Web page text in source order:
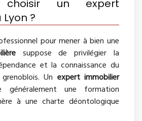
choisir un expert
?
pour mener à bien une
suppose de privilégier la
et la connaissance du
Un expert immobilier
généralement une formation
à une charte déontologique